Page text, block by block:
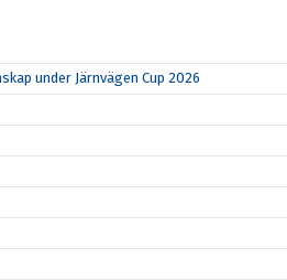
under Järnvägen Cup 2026